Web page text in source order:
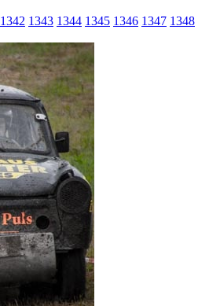
1342 1343 1344 1345 1346 1347 1348